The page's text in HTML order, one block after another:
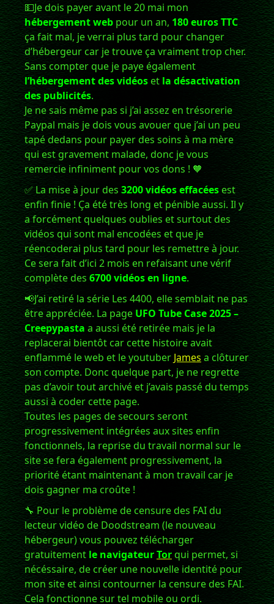
💵Je dois payer avant le 20 mai mon
hébergement web pour un an, 180 euros TTC
ça fait mal, je verrai plus tard pour changer
d’hébergeur car je trouve ça vraiment trop cher.
Sans compter que je paye également
l’hébergement des vidéos et la désactivation
des publicités.
Je ne sais même pas si j’ai assez en trésorerie
Paypal mais je dois vous avouer que j’ai un peu
tapé dedans pour payer des soins à ma mère
qui est gravement malade, donc je vous
remercie infiniment pour vos dons ! 🧡
✅ La mise à jour des 3200 vidéos effacées est
enfin finie ! Ça été très long et pénible aussi. Il y
a forcément quelques oublies et surtout des
vidéos qui sont mal encodées et que je
réencoderai plus tard pour les remettre à jour.
Ce sera fait d’ici 2 mois en refaisant une vérif
complète des 6700 vidéos en ligne.
📢J’ai retiré la série Les 4400, elle semblait ne pas
être appréciée. La page UFO Tube Case 2025 –
Creepypasta a aussi été retirée mais je la
replacerai bientôt car cette histoire avait
enflammé le web et le youtuber James a clôturer
son compte. Donc quelque part, je ne regrette
pas d’avoir tout archivé et j’avais passé du temps
aussi à coder cette page.
Toutes les pages de secours seront
progressivement intégrées aux sites enfin
fonctionnels, la reprise du travail normal sur le
site se fera également progressivement, la
priorité étant maintenant à mon travail car je
dois gagner ma croûte !
🔧 Pour le problème de censure des FAI du
lecteur vidéo de Doodstream (le nouveau
hébergeur) vous pouvez télécharger
gratuitement le navigateurTorqui permet, si
nécéssaire, de créer une nouvelle identité pour
mon site et ainsi contourner la censure des FAI.
Cela fonctionne sur tel mobile ou ordi.